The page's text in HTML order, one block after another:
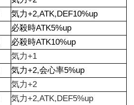
気力+2,ATK,DEF10%up
必殺時ATK5%up
必殺時ATK10%up
気力+1
気力+2,会心率5%up
気力+2
気力+2,ATK,DEF5%up